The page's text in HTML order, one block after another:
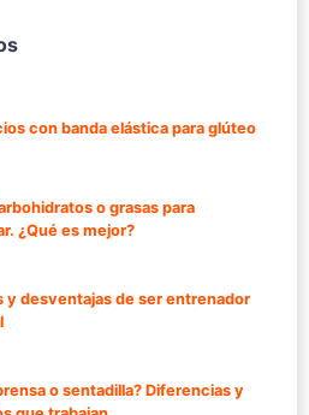
con banda elástica para glúteo
o grasas para
¿Qué es mejor?
y desventajas de ser entrenador
o sentadilla? Diferencias y